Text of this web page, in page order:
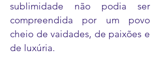
sublimidade não podia ser
compreendida por um povo
cheio de vaidades, de paixões e
de luxúria.